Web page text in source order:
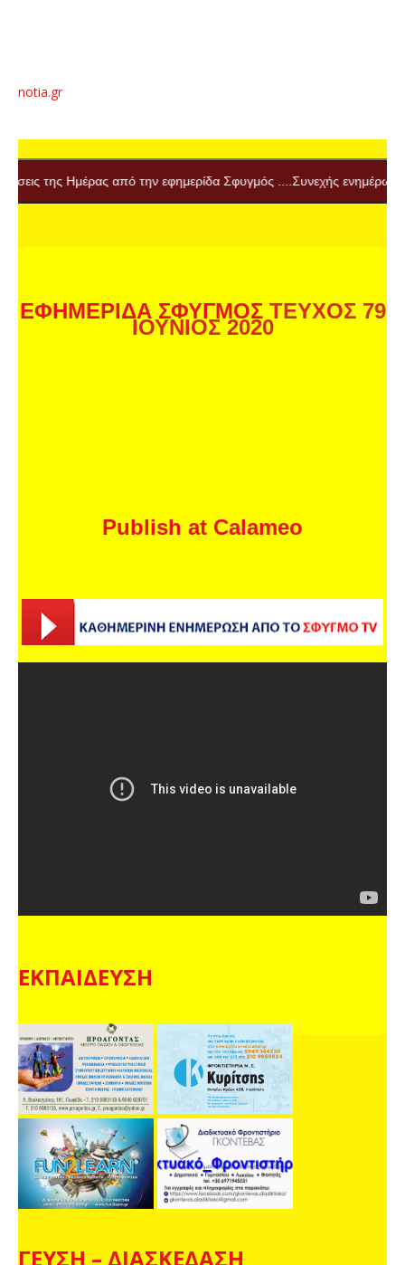
notia.gr
από την εφημερίδα Σφυγμός ....Συνεχής ενημέρωση
ΕΦΗΜΕΡΙΔΑ ΣΦΥΓΜΟΣ ΤΕΥΧΟΣ 79
ΙΟΥΝΙΟΣ 2020
Publish at Calameo
ΕΚΠΑΙΔΕΥΣΗ
ΓΕΥΣΗ – ΔΙΑΣΚΕΔΑΣΗ